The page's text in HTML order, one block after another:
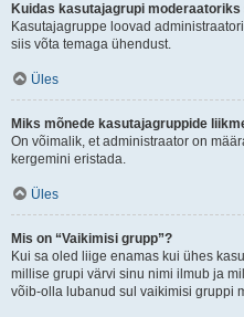
Kuidas kasutajagrupi moderaatoriks
Kasutajagruppe loovad
siis võta temaga ühendust.
Üles
Miks mõnede kasutajagruppide
On võimalik, et administraator on
kergemini eristada.
Üles
Mis on “Vaikimisi grupp”?
Kui sa oled liige enamas kui ühes
millise grupi värvi sinu nimi ilmub ja
võib-olla lubanud sul vaikimisi gruppi